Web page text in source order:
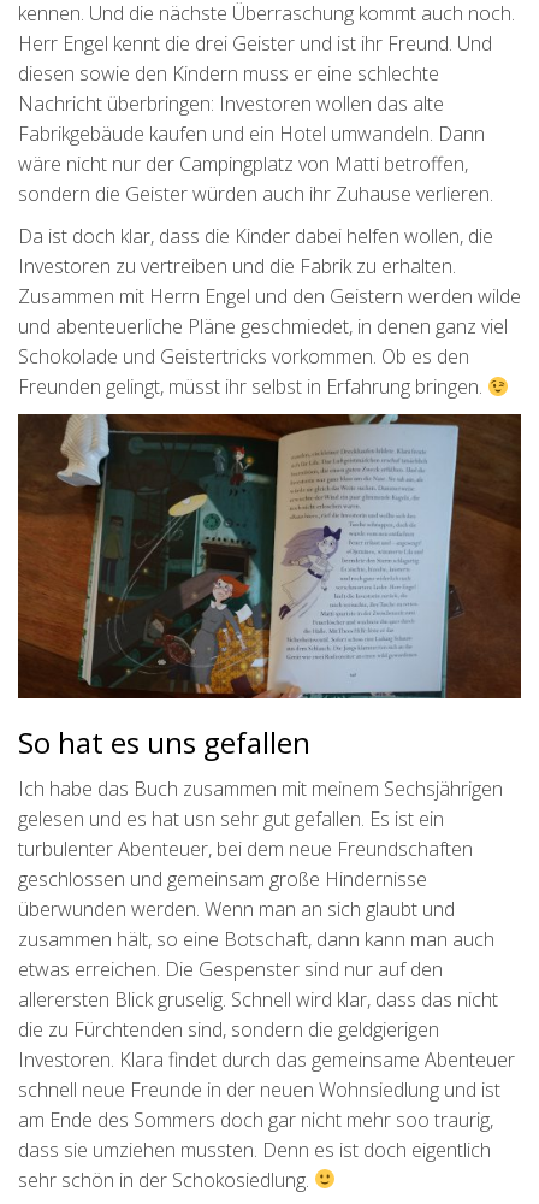
kennen. Und die nächste Überraschung kommt auch noch.
Herr Engel kennt die drei Geister und ist ihr Freund. Und
diesen sowie den Kindern muss er eine schlechte
Nachricht überbringen: Investoren wollen das alte
Fabrikgebäude kaufen und ein Hotel umwandeln. Dann
wäre nicht nur der Campingplatz von Matti betroffen,
sondern die Geister würden auch ihr Zuhause verlieren.
Da ist doch klar, dass die Kinder dabei helfen wollen, die
Investoren zu vertreiben und die Fabrik zu erhalten.
Zusammen mit Herrn Engel und den Geistern werden wilde
und abenteuerliche Pläne geschmiedet, in denen ganz viel
Schokolade und Geistertricks vorkommen. Ob es den
Freunden gelingt, müsst ihr selbst in Erfahrung bringen.
So hat es uns gefallen
Ich habe das Buch zusammen mit meinem Sechsjährigen
gelesen und es hat usn sehr gut gefallen. Es ist ein
turbulenter Abenteuer, bei dem neue Freundschaften
geschlossen und gemeinsam große Hindernisse
überwunden werden. Wenn man an sich glaubt und
zusammen hält, so eine Botschaft, dann kann man auch
etwas erreichen. Die Gespenster sind nur auf den
allerersten Blick gruselig. Schnell wird klar, dass das nicht
die zu Fürchtenden sind, sondern die geldgierigen
Investoren. Klara findet durch das gemeinsame Abenteuer
schnell neue Freunde in der neuen Wohnsiedlung und ist
am Ende des Sommers doch gar nicht mehr soo traurig,
dass sie umziehen mussten. Denn es ist doch eigentlich
sehr schön in der Schokosiedlung.